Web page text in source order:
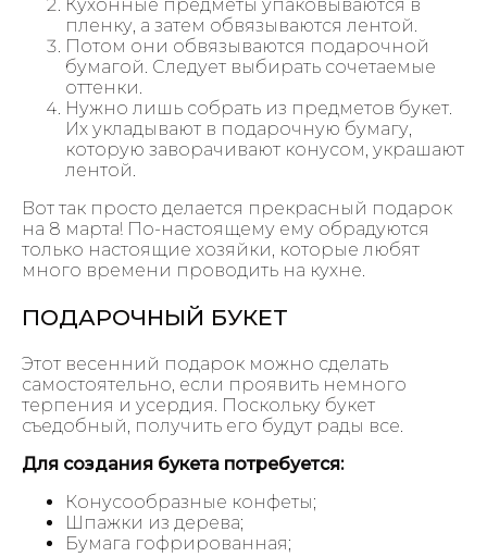
Кухонные предметы упаковываются в
пленку, а затем обвязываются лентой.
Потом они обвязываются подарочной
бумагой. Следует выбирать сочетаемые
оттенки.
Нужно лишь собрать из предметов букет.
Их укладывают в подарочную бумагу,
которую заворачивают конусом, украшают
лентой.
Вот так просто делается прекрасный подарок
на 8 марта! По-настоящему ему обрадуются
только настоящие хозяйки, которые любят
много времени проводить на кухне.
ПОДАРОЧНЫЙ БУКЕТ
Этот весенний подарок можно сделать
самостоятельно, если проявить немного
терпения и усердия. Поскольку букет
съедобный, получить его будут рады все.
Для создания букета потребуется:
Конусообразные конфеты;
Шпажки из дерева;
Бумага гофрированная;